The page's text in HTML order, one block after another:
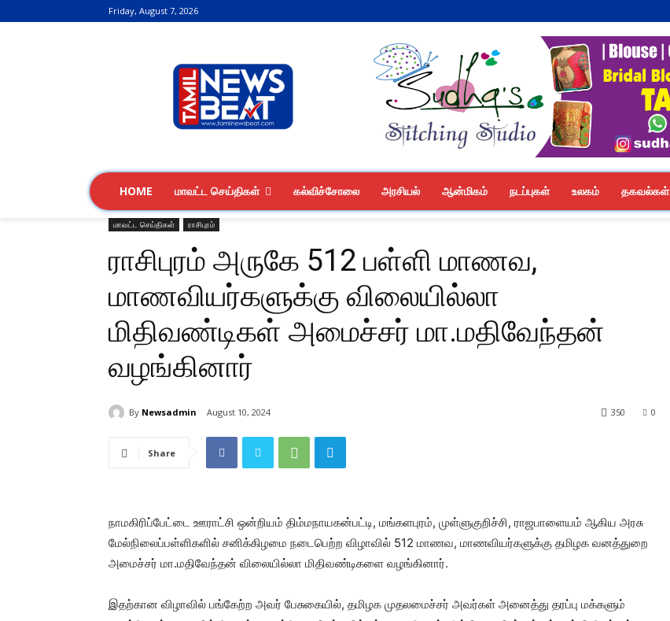
Friday, August 7, 2026
HOME மாவட்ட செய்திகள் கல்விச்சோலை அரசியல் ஆன்மிகம் நடப்புகள் உலகம் தகவல்கள்
மாவட்ட செய்திகள் ராசிபுரம்
ராசிபுரம் அருகே 512 பள்ளி மாணவ,
மாணவியர்களுக்கு விலையில்லா
மிதிவண்டிகள் அமைச்சர் மா.மதிவேந்தன்
வழங்கினார்
By Newsadmin August 10, 2024 0
350
Share
நாமகிரிப்பேட்டை ஊராட்சி ஒன்றியம் திம்மநாயகன்பட்டி, மங்களபுரம், முள்ளுகுறிச்சி, ராஜபாளையம் ஆகிய அரசு
மேல்நிலைப்பள்ளிகளில் சனிக்கிழமை நடைபெற்ற விழாவில் 512 மாணவ, மாணவியர்களுக்கு தமிழக வனத்துறை
அமைச்சர் மா.மதிவேந்தன் விலையில்லா மிதிவண்டிகளை வழங்கினார்.
இதற்கான விழாவில் பங்கேற்ற அவர் பேசுகையில், தமிழக முதலமைச்சர் அவர்கள் அனைத்து தரப்பு மக்களும்